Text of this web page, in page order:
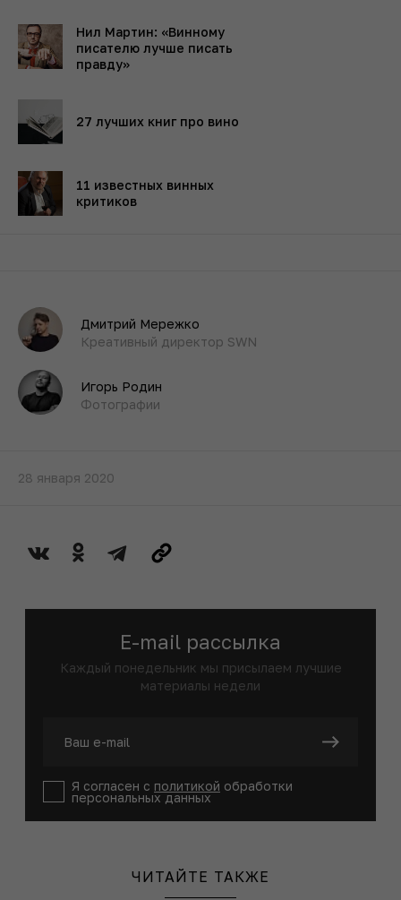
Нил Мартин: «Винному
писателю лучше писать
правду»
27 лучших книг про вино
11 известных винных
критиков
Дмитрий Мережко
Креативный директор SWN
Игорь Родин
Фотографии
28 января 2020
E-mail рассылка
Каждый понедельник мы присылаем лучшие
материалы недели
Я согласен с политикой обработки
персональных данных
ЧИТАЙТЕ ТАКЖЕ